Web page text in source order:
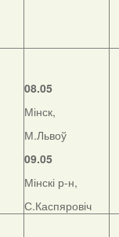
08.05
Мінск,
М.Львоў
09.05
Мінскі р-н,
С.Каспяровіч